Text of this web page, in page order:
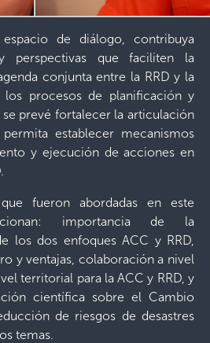
de diálogo, contribuya
perspectivas que faciliten la
conjunta entre la RRD y la
los procesos de planificación y
prevé fortalecer la articulación
establecer mecanismos
y ejecución de acciones en
fueron abordadas en este
importancia de la
los dos enfoques ACC y RRD,
y ventajas, colaboración a nivel
territorial para la ACC y RRD, y
científica sobre el Cambio
de riesgos de desastres
temas.